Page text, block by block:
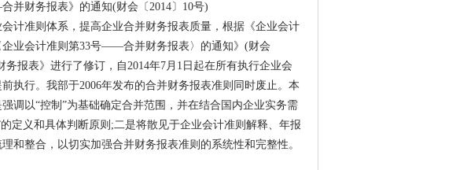
并财务报表》的通知(财会〔2014〕10号)
计准则体系，提高企业合并财务报表质量，根据《企业会计
业会计准则第33号——合并财务报表〉的通知》(财会
报表》进行了修订，自2014年7月1日起在所有执行企业会
执行。我部于2006年发布的合并财务报表准则同时废止。本
调以“控制”为基础确定合并范围，并在结合国内企业实务需
定义和具体判断原则;二是将散见于企业会计准则解释、年报
和整合，以切实加强合并财务报表准则的系统性和完整性。